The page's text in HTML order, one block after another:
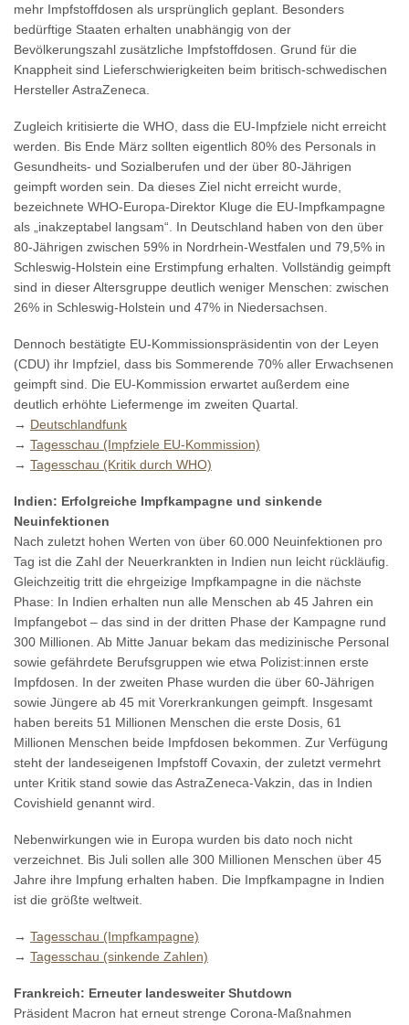
mehr Impfstoffdosen als ursprünglich geplant. Besonders
bedürftige Staaten erhalten unabhängig von der
Bevölkerungszahl zusätzliche Impfstoffdosen. Grund für die
Knappheit sind Lieferschwierigkeiten beim britisch-schwedischen
Hersteller AstraZeneca.
Zugleich kritisierte die WHO, dass die EU-Impfziele nicht erreicht
werden. Bis Ende März sollten eigentlich 80% des Personals in
Gesundheits- und Sozialberufen und der über 80-Jährigen
geimpft worden sein. Da dieses Ziel nicht erreicht wurde,
bezeichnete WHO-Europa-Direktor Kluge die EU-Impfkampagne
als „inakzeptabel langsam“. In Deutschland haben von den über
80-Jährigen zwischen 59% in Nordrhein-Westfalen und 79,5% in
Schleswig-Holstein eine Erstimpfung erhalten. Vollständig geimpft
sind in dieser Altersgruppe deutlich weniger Menschen: zwischen
26% in Schleswig-Holstein und 47% in Niedersachsen.
Dennoch bestätigte EU-Kommissionspräsidentin von der Leyen
(CDU) ihr Impfziel, dass bis Sommerende 70% aller Erwachsenen
geimpft sind. Die EU-Kommission erwartet außerdem eine
deutlich erhöhte Liefermenge im zweiten Quartal.
→ Deutschlandfunk
→ Tagesschau (Impfziele EU-Kommission)
→ Tagesschau (Kritik durch WHO)
Indien: Erfolgreiche Impfkampagne und sinkende
Neuinfektionen
Nach zuletzt hohen Werten von über 60.000 Neuinfektionen pro
Tag ist die Zahl der Neuerkrankten in Indien nun leicht rückläufig.
Gleichzeitig tritt die ehrgeizige Impfkampagne in die nächste
Phase: In Indien erhalten nun alle Menschen ab 45 Jahren ein
Impfangebot – das sind in der dritten Phase der Kampagne rund
300 Millionen. Ab Mitte Januar bekam das medizinische Personal
sowie gefährdete Berufsgruppen wie etwa Polizist:innen erste
Impfdosen. In der zweiten Phase wurden die über 60-Jährigen
sowie Jüngere ab 45 mit Vorerkrankungen geimpft. Insgesamt
haben bereits 51 Millionen Menschen die erste Dosis, 61
Millionen Menschen beide Impfdosen bekommen. Zur Verfügung
steht der landeseigenen Impfstoff Covaxin, der zuletzt vermehrt
unter Kritik stand sowie das AstraZeneca-Vakzin, das in Indien
Covishield genannt wird.
Nebenwirkungen wie in Europa wurden bis dato noch nicht
verzeichnet. Bis Juli sollen alle 300 Millionen Menschen über 45
Jahre ihre Impfung erhalten haben. Die Impfkampagne in Indien
ist die größte weltweit.
→ Tagesschau (Impfkampagne)
→ Tagesschau (sinkende Zahlen)
Frankreich: Erneuter landesweiter Shutdown
Präsident Macron hat erneut strenge Corona-Maßnahmen